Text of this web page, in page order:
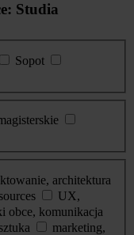
Studia
Sopot
architektura
UX,
obce, komunikacja
marketing,